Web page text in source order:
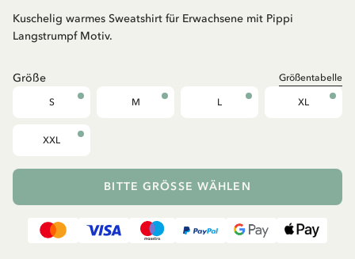
Kuschelig warmes Sweatshirt für Erwachsene mit Pippi
Langstrumpf Motiv.
Größe Größentabelle
S M L XL
XXL
BITTE GRÖSSE WÄHLEN